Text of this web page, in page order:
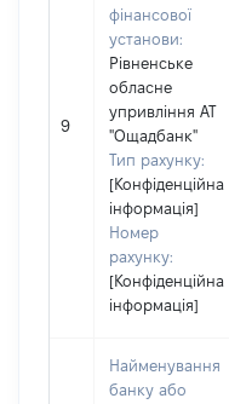
9
фінансової
установи:
Рівненське
обласне
упривління АТ
"Ощадбанк"
Тип рахунку:
[Конфіденційна
інформація]
Номер
рахунку:
[Конфіденційна
інформація]
Найменування
банку або